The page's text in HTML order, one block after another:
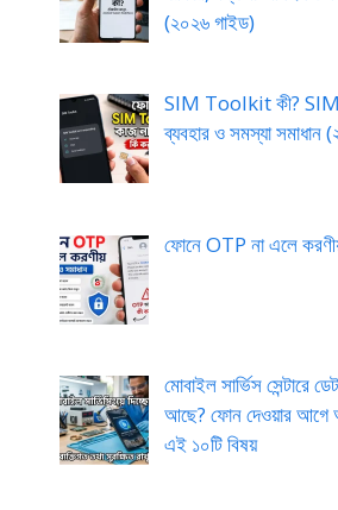
(২০২৬ গাইড)
SIM Toolkit কী?
ব্যবহার ও সমস্যা সমাধান
ফোনে OTP না এলে
মোবাইল সার্ভিস সেন্টারে
আছে? ফোন দেওয়ার আগে
এই ১০টি বিষয়